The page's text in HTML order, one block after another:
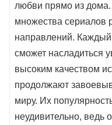
любви прямо из дома.
множества сериалов
направлений. Каждый
сможет насладиться
высоким качеством
продолжают
миру. Их
неудивительно, ведь